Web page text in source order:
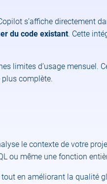
s’affiche directement
du code existant. Cette
limites d’usage mensuel.
plus complète.
le contexte de votre
ou même une fonction
en améliorant la qualité